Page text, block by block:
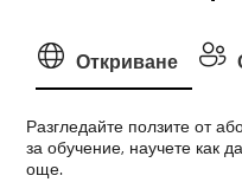
Откриване
Разгледайте ползите от
за обучение, научете как
още.